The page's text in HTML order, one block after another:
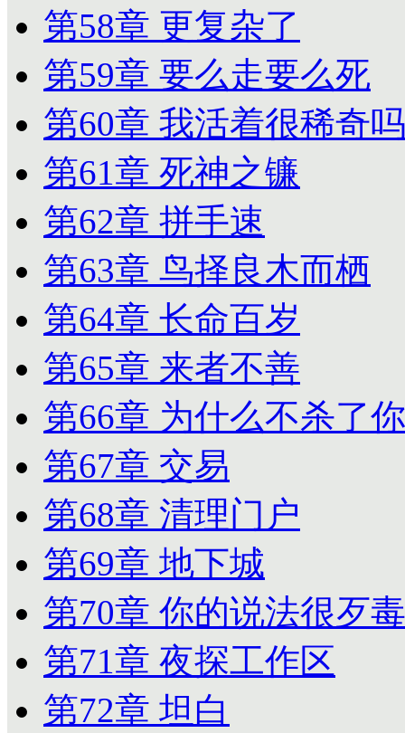
第58章 更复杂了
第59章 要么走要么死
第60章 我活着很稀奇吗
第61章 死神之镰
第62章 拼手速
第63章 鸟择良木而栖
第64章 长命百岁
第65章 来者不善
第66章 为什么不杀了
第67章 交易
第68章 清理门户
第69章 地下城
第70章 你的说法很歹毒
第71章 夜探工作区
第72章 坦白